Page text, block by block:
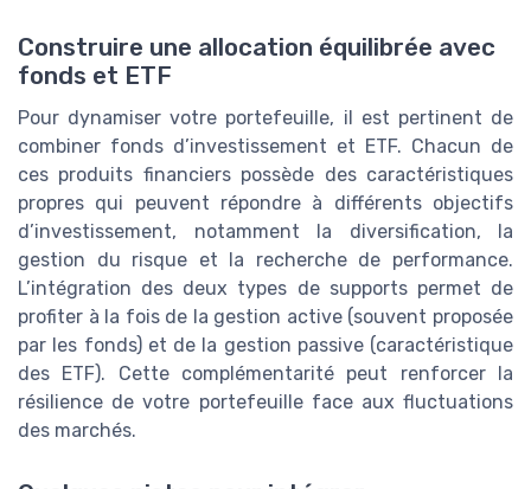
Construire une allocation équilibrée avec
fonds et ETF
Pour dynamiser votre portefeuille, il est pertinent de
combiner fonds d’investissement et ETF. Chacun de
ces produits financiers possède des caractéristiques
propres qui peuvent répondre à différents objectifs
d’investissement, notamment la diversification, la
gestion du risque et la recherche de performance.
L’intégration des deux types de supports permet de
profiter à la fois de la gestion active (souvent proposée
par les fonds) et de la gestion passive (caractéristique
des ETF). Cette complémentarité peut renforcer la
résilience de votre portefeuille face aux fluctuations
des marchés.